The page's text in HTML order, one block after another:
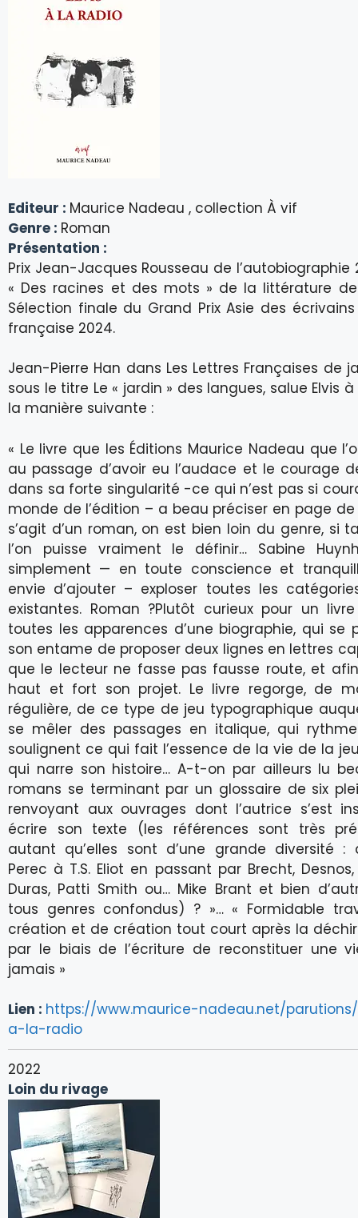
Editeur : Maurice Nadeau , collection À vif
Genre : Roman
Présentation :
Prix Jean-Jacques Rousseau de l’autobiographie
« Des racines et des mots » de la littérature de
Sélection finale du Grand Prix Asie des
française 2024.
Jean-Pierre Han dans Les Lettres Françaises de
sous le titre Le « jardin » des langues, salue Elvis
la manière suivante :
« Le livre que les Éditions Maurice Nadeau que
au passage d’avoir eu l’audace et le courage
dans sa forte singularité -ce qui n’est pas si
monde de l’édition – a beau préciser en page de
s’agit d’un roman, on est bien loin du genre, si
l’on puisse vraiment le définir… Sabine
simplement — en toute conscience et
envie d’ajouter – exploser toutes les
existantes. Roman ?Plutôt curieux pour un
toutes les apparences d’une biographie, qui se
son entame de proposer deux lignes en lettres
que le lecteur ne fasse pas fausse route, et
haut et fort son projet. Le livre regorge, de
régulière, de ce type de jeu typographique
se mêler des passages en italique, qui
soulignent ce qui fait l’essence de la vie de la
qui narre son histoire… A-t-on par ailleurs lu
romans se terminant par un glossaire de six
renvoyant aux ouvrages dont l’autrice s’est
écrire son texte (les références sont très
autant qu’elles sont d’une grande diversité :
Perec à T.S. Eliot en passant par Brecht, Desnos,
Duras, Patti Smith ou… Mike Brant et bien
tous genres confondus) ? »… « Formidable
création et de création tout court après la
par le biais de l’écriture de reconstituer une
jamais »
Lien : https://www.maurice-nadeau.net/
a-la-radio
2022
Loin du rivage